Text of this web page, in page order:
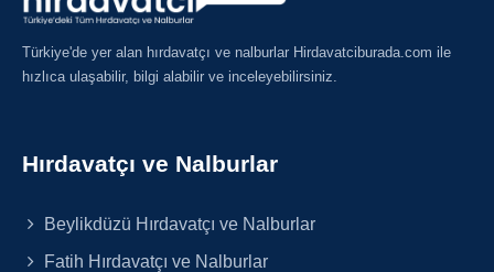
Türkiye'de yer alan hırdavatçı ve nalburlar Hirdavatciburada.com ile
hızlıca ulaşabilir, bilgi alabilir ve inceleyebilirsiniz.
Hırdavatçı ve Nalburlar
Beylikdüzü Hırdavatçı ve Nalburlar
Fatih Hırdavatçı ve Nalburlar